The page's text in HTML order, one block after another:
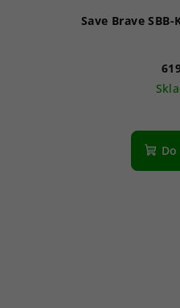
Save Brave SBB-